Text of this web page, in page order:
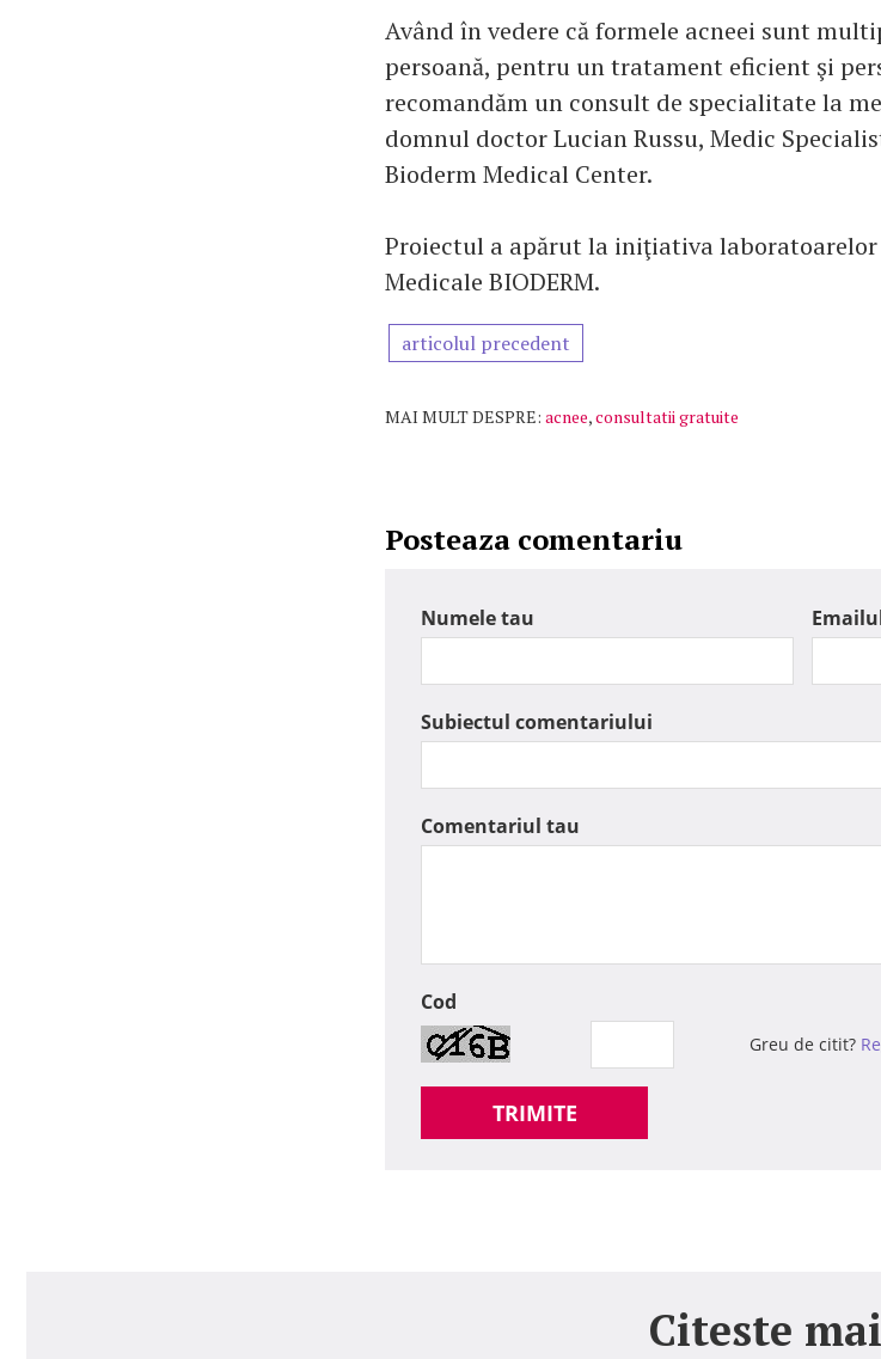
Având în vedere că formele acneei sunt
persoană, pentru un tratament eficient şi
recomandăm un consult de specialitate la
domnul doctor Lucian Russu, Medic
Bioderm Medical Center.
Proiectul a apărut la iniţiativa laboratoarelor
Medicale BIODERM.
articolul precedent
MAI MULT DESPRE: acnee,consultatii gratuite
Posteaza comentariu
Numele tau
Subiectul comentariului
Comentariul tau
Cod
Greu de citit?
TRIMITE
Citeste